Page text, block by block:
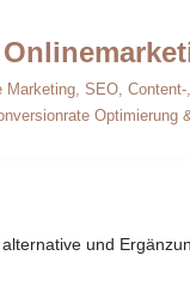
Marketing, SEO,
Optimierung
und